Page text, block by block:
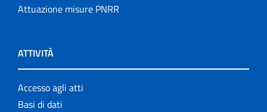
Attuazione misure PNRR
ATTIVITÀ
Accesso agli atti
Basi di dati